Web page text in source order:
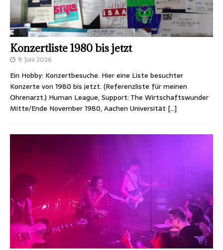
Konzertliste 1980 bis jetzt
9. Juni 2026
Ein Hobby: Konzertbesuche. Hier eine Liste besuchter
Konzerte von 1980 bis jetzt. (Referenzliste für meinen
Ohrenarzt.) Human League, Support: The Wirtschaftswunder
Mitte/Ende November 1980, Aachen Universität […]